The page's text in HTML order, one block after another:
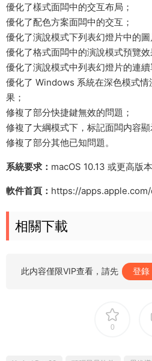
優化了樣式面闆中的交互布局；
優化了配色方案面闆中的交互；
優化了演說模式下列表幻燈片中的圖
優化了格式面闆中的演說模式預覽效
優化了演說模式中列表幻燈片的連
優化了 Windows 系統在深色模式情
果；
修複了部分快捷鍵無效的問題；
修複了大綱模式下，标記面闆内容顯
修複了部分其他已知問題。
系統要求： macOS 10.13 或更高版
軟件首頁： https://
相關下載
此内容僅限VIP查看，請先 登錄
0